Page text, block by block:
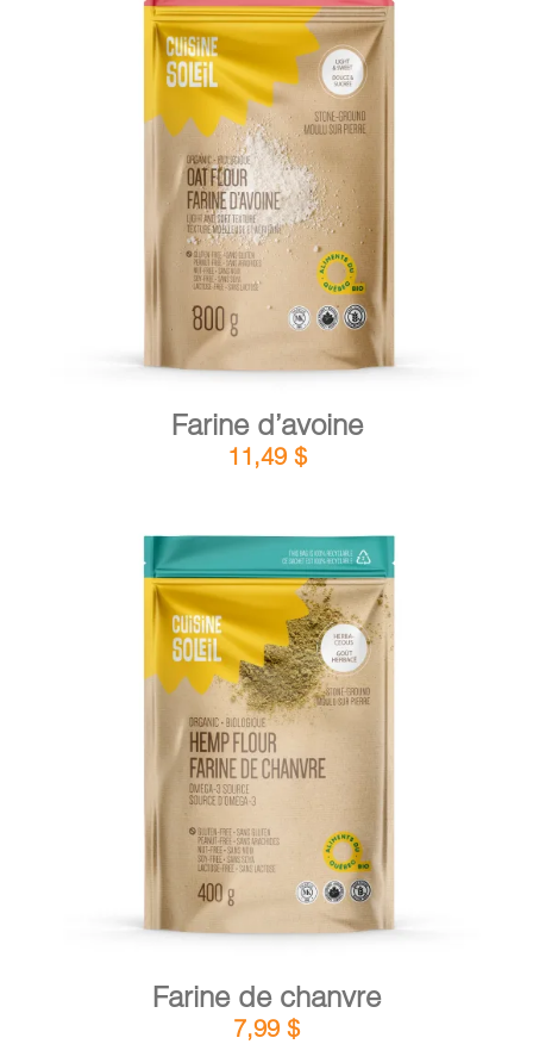
PANIER
EN
AJOUTER AU PANIER / DÉTAILS
Farine d’avoine
11,49 $
AJOUTER AU PANIER
Farine de chanvre
7,99 $